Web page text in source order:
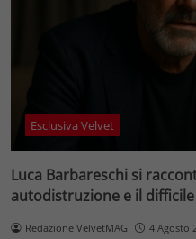
Esclusiva Velvet
Luca Barbareschi si
autodistruzione e il
Redazione VelvetMAG 4 Agosto